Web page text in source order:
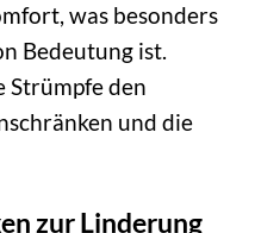
was besonders
Bedeutung ist.
Strümpfe den
und die
zur Linderung